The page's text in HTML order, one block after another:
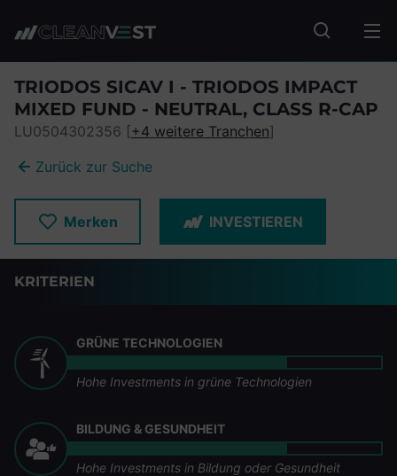
Fonds
TRIODOS SICAV I - TRIODOS IMPACT
MIXED FUND - NEUTRAL, CLASS R-CAP
LU0504302356 [+4 weitere Tranchen]
Zurück zur Suche
Merken INVESTIEREN
KRITERIEN
GRÜNE TECHNOLOGIEN
Hohe Investments in grüne Technologien
BILDUNG & GESUNDHEIT
Hohe Investments in Bildung oder Gesundheit